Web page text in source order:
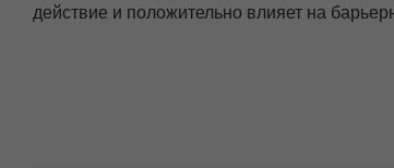
действие и положительно влияет на
противовоспалительным и